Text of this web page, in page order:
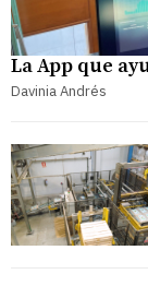
La App que
Davinia Andrés